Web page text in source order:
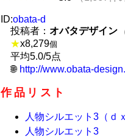
ID:obata-d
投稿者： オバタデザイン
★x8,279個
平均5.0/5点
http://www.obata-
作品リスト
人物シルエット3（ｄ
人物シルエット3